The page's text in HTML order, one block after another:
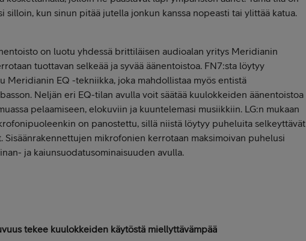
silloin, kun sinun pitää jutella jonkun kanssa nopeasti tai ylittää katua.
on luotu yhdessä brittiläisen audioalan yritys Meridianin
tuottavan selkeää ja syvää äänentoistoa. FN7:sta löytyy
Meridianin EQ -tekniikka, joka mahdollistaa myös entistä
Neljän eri EQ-tilan avulla voit säätää kuulokkeiden äänentoistoa
pelaamiseen, elokuviin ja kuuntelemasi musiikkiin. LG:n mukaan
on panostettu, sillä niistä löytyy puheluita selkeyttävät
Sisäänrakennettujen mikrofonien kerrotaan maksimoivan puhelusi
ja kaiunsuodatusominaisuuden avulla.
tekee kuulokkeiden käytöstä miellyttävämpää